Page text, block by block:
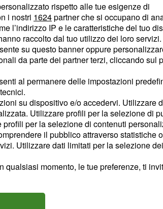
rispetto alle tue esigenze di
i nostri 1624partner che si occupano di
l’indirizzo IP e le caratteristiche del tuo
raccolto dal tuo utilizzo dei loro
su questo banner oppure
da parte dei partner terzi, cliccando sul
al permanere delle impostazioni
su dispositivo e/o accedervi. Utilizzare
Utilizzare profili per la selezione di
per la selezione di contenuti
il pubblico attraverso statistiche
Utilizzare dati limitati per la selezione dei
momento, le tue preferenze, ti